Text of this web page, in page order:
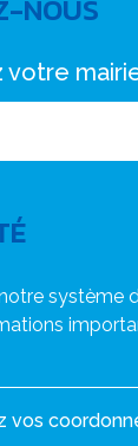
NOUS
votre
système
vos